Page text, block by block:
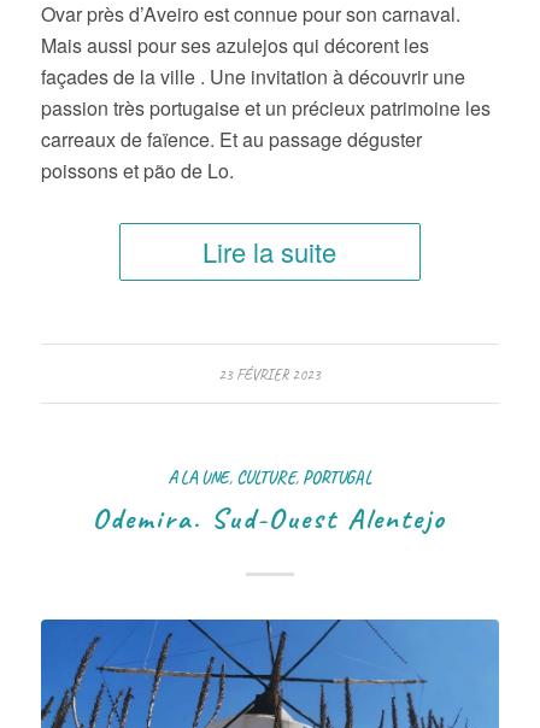
Ovar près d’Aveiro est connue pour son carnaval.
Mais aussi pour ses azulejos qui décorent les
façades de la ville . Une invitation à découvrir une
passion très portugaise et un précieux patrimoine les
carreaux de faïence. Et au passage déguster
poissons et pão de Lo.
Lire la suite
23 FÉVRIER 2023
A LA UNE, CULTURE, PORTUGAL
Odemira. Sud-Ouest Alentejo